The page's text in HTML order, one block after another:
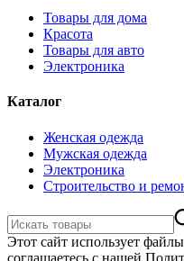
Товары для дома
Красота
Товары для авто
Электроника
Каталог
Женская одежда
Мужская одежда
Электроника
Строительство и
Этот сайт использует
соглашаетесь с нашей